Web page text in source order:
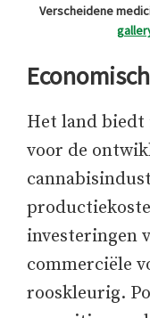
Verscheidene
Het land biedt
voor de
investeringen
commerciële
rooskleurig.